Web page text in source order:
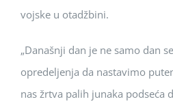
vojske u otadžbini.
„Današnji dan je ne samo dan
opredeljenja da nastavimo
nas žrtva palih junaka podseća